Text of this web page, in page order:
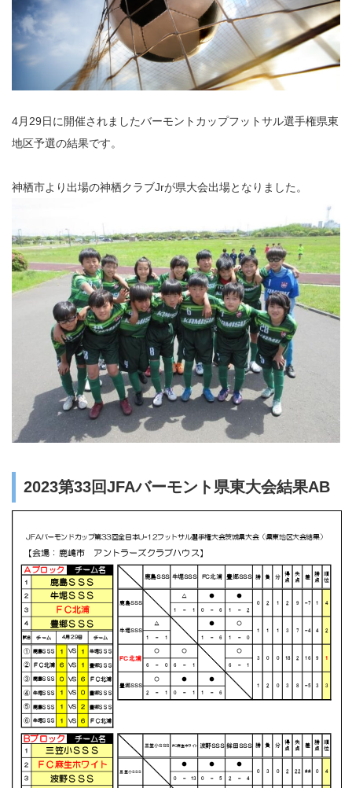
4月29日に開催されましたバーモントカップフットサル選手権県東
地区予選の結果です。
神栖市より出場の神栖クラブJrが県大会出場となりました。
2023第33回JFAバーモント県東大会結果AB